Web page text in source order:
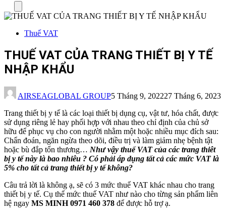
Thuế VAT
THUẾ VAT CỦA TRANG THIẾT BỊ Y TẾ
NHẬP KHẨU
AIRSEAGLOBAL GROUP5 Tháng 9, 202227 Tháng 6, 2023
Trang thiết bị y tế là các loại thiết bị dụng cụ, vật tư, hóa chất, được
sử dụng riêng lẻ hay phối hợp với nhau theo chỉ định của chủ sở
hữu để phục vụ cho con người nhằm một hoặc nhiều mục đích sau:
Chẩn đoán, ngăn ngừa theo dõi, điều trị và làm giảm nhẹ bệnh tật
hoặc bù đắp tổn thương… Như vậy thuế VAT của các trang thiêt
bị y tế này là bao nhiêu ? Có phải áp dụng tất cả các mức VAT là
5% cho tất cả trang thiết bị y tế không?
Câu trả lời là không ạ, sẽ có 3 mức thuế VAT khác nhau cho trang
thiết bị y tế. Cụ thể mức thuế VAT như nào cho từng sản phẩm liên
hệ ngay MS MINH 0971 460 378 để được hỗ trợ ạ.